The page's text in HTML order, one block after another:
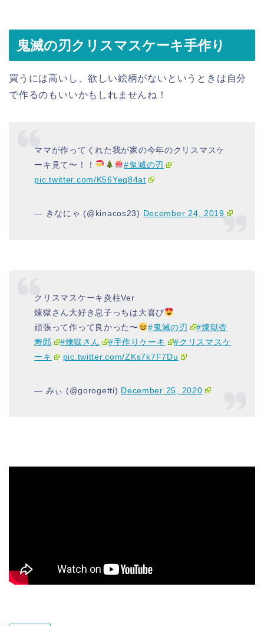
鬼滅の刃クリスマスケーキ手作り
買うには高いし、欲しい絵柄がないというときは自分
で作るのもいいかもしれませんね！
ママが作ってくれた我が家の今年のクリスマスケ
ーキ見て〜！！
#鬼滅の刃
pic.twitter.com/K56Yeq84at
— きなにゃ (@kinacos23) December 24, 2019
クリスマスケーキ炎柱Ver
煉獄さん大好き息子っちは大喜び
頑張って作って良かった〜
#鬼滅の刃
#煉獄杏
寿郎
#煉獄さん #手作りケーキ
#クリスマスケ
ーキ
pic.twitter.com/ZKs7k7F7Du
— みぃ (@gorogetti) December 25, 2020